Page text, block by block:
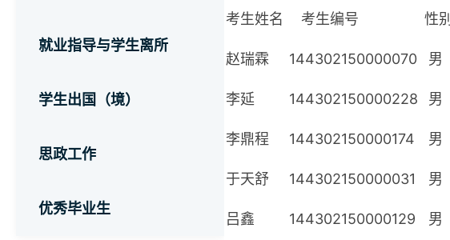
就业指导与学生离所
学生出国（境）
思政工作
优秀毕业生
考生姓名 考生编号 性别
赵瑞霖 144302150000070 男
李延 144302150000228 男
李鼎程 144302150000174 男
于天舒 144302150000031 男
吕鑫 144302150000129 男